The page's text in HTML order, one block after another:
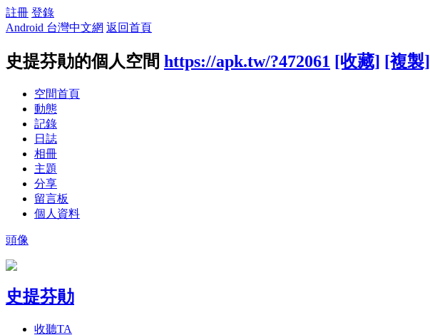
註冊 登錄
Android 台灣中文網 返回首頁
史提芬勛的個人空間 https://apk.tw/?472061 [收藏] [複製]
空間首頁
動態
記錄
日誌
相冊
主題
分享
留言板
個人資料
頭像
史提芬勛
收聽TA